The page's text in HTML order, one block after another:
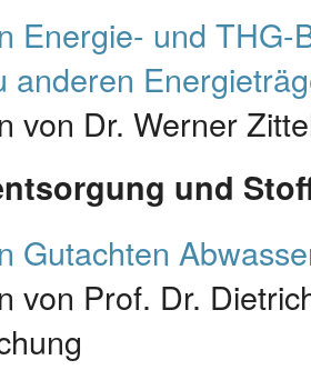
Energie- und
anderen
von Dr. Werner
und
Gutachten
von Prof. Dr.